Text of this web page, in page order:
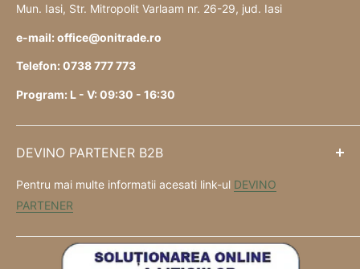
Mun. Iasi, Str. Mitropolit Varlaam nr. 26-29, jud. Iasi
e-mail: office@onitrade.ro
Telefon: 0738 777 773
Program: L - V: 09:30 - 16:30
DEVINO PARTENER B2B
Pentru mai multe informatii acesati link-ul DEVINO
PARTENER